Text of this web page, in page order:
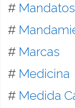
# Mandatos
#
# Marcas
# Medicina
# Medida